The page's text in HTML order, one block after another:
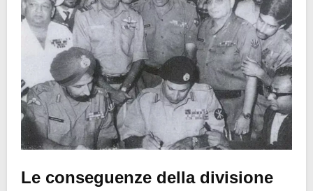
Le conseguenze della divisione